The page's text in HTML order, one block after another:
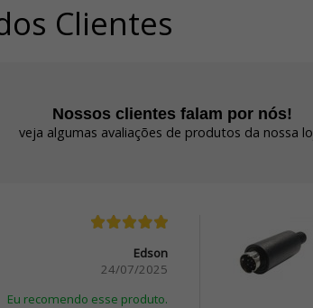
Clientes
Nossos clientes falam por nós!
veja algumas avaliações de produtos da nossa
Edson
24/07/2025
Eu recomendo esse produto.